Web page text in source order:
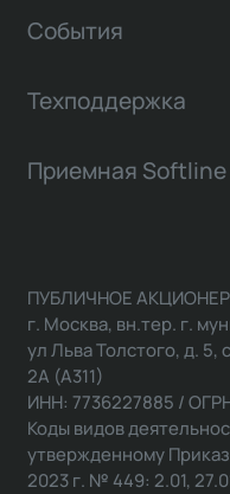
События
Техподдержка
Приемная Softline
ПУБЛИЧНОЕ
г. Москва, вн.тер. г.
ул Льва Толстого, д. 5,
2А (А311)
ИНН: 7736227885 /
Коды видов
утвержденному
2023 г. № 449: 2.01,